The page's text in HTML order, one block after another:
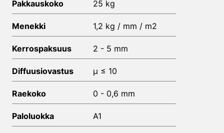
Pakkauskoko 25 kg
Menekki 1,2 kg / mm / m2
Kerrospaksuus 2 - 5 mm
Diffuusiovastus μ ≤ 10
Raekoko 0 - 0,6 mm
Paloluokka A1